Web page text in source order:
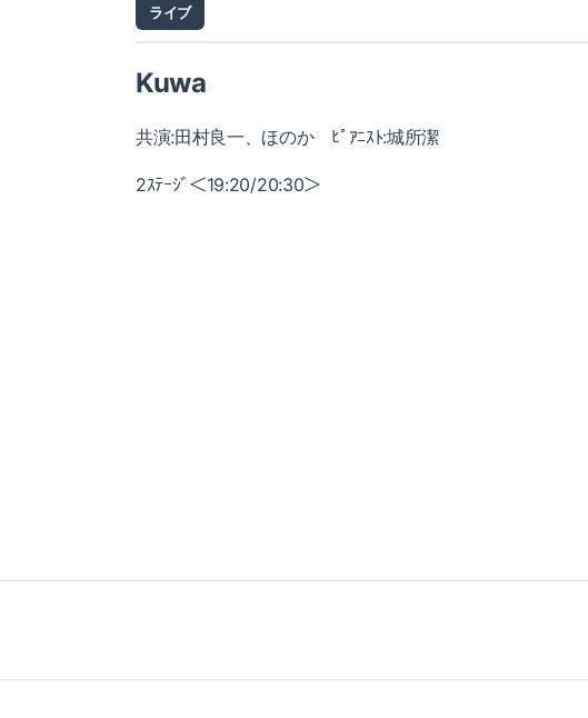
ライブ
Kuwa
共演:田村良一、ほのか ﾋﾟｱﾆｽﾄ:城所潔
2ｽﾃｰｼﾞ＜19:20/20:30＞